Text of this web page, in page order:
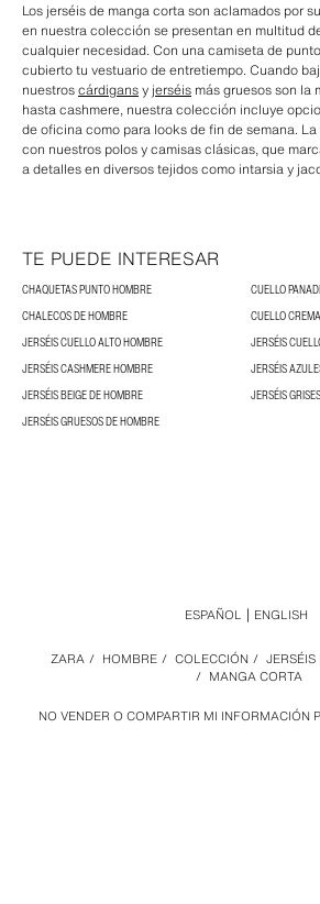
Los jerséis de manga corta son aclamados por
en nuestra colección se presentan en multitud
cualquier necesidad. Con una camiseta de
cubierto tu vestuario de entretiempo. Cuando
nuestroscárdigansy jerséis más gruesos son la
hasta cashmere, nuestra colección incluye
de oficina como para looks de fin de semana.
con nuestros polos y camisas clásicas, que
a detalles en diversos tejidos como intarsia y
TE PUEDE INTERESAR
CHAQUETAS PUNTO HOMBRE
CUELLO
CHALECOS DE HOMBRE
CUELLO
JERSÉIS CUELLO ALTO HOMBRE
JERSÉIS
JERSÉIS CASHMERE HOMBRE
JERSÉIS
JERSÉIS BEIGE DE HOMBRE
JERSÉIS
JERSÉIS GRUESOS DE HOMBRE
NO VENDER O COMPARTIR MI INFORMACIÓN
ZARA / HOMBRE / COLECCIÓN / JERSÉIS
/ MANGA CORTA
ESPAÑOL ENGLISH